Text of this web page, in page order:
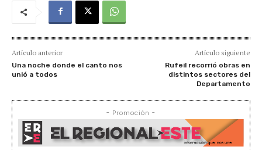
Artículo anterior
Una noche donde el canto nos
unió a todos
Artículo siguiente
Rufeil recorrió obras en
distintos sectores del
Departamento
- Promoción -